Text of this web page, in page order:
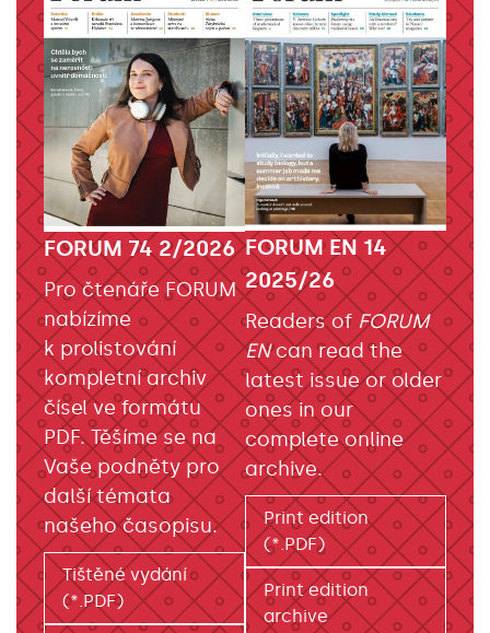
FORUM 74 2/2026
Pro čtenáře FORUM
nabízíme
k prolistování
kompletní archiv
čísel ve formátu
PDF. Těšíme se na
Vaše podněty pro
další témata
našeho časopisu.
Tištěné vydání
(*.PDF)
FORUM EN 14
2025/26
Readers of FORUM
ENcan read the
latest issue or older
ones in our
complete online
archive.
Print edition
(*.PDF)
Print edition
archive